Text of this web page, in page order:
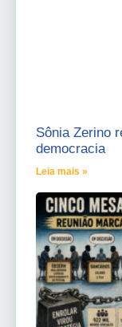
Sônia Zerino
democracia
Leia mais »